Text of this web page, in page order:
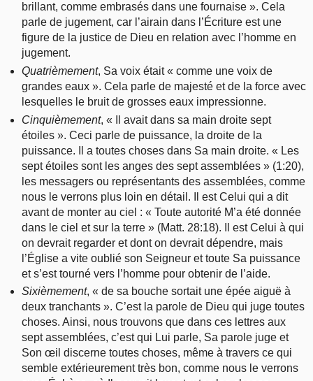
brillant, comme embrasés dans une fournaise ». Cela
parle de jugement, car l’airain dans l’Écriture est une
figure de la justice de Dieu en relation avec l’homme en
jugement.
Quatrièmement, Sa voix était « comme une voix de
grandes eaux ». Cela parle de majesté et de la force avec
lesquelles le bruit de grosses eaux impressionne.
Cinquièmement, « Il avait dans sa main droite sept
étoiles ». Ceci parle de puissance, la droite de la
puissance. Il a toutes choses dans Sa main droite. « Les
sept étoiles sont les anges des sept assemblées » (1:20),
les messagers ou représentants des assemblées, comme
nous le verrons plus loin en détail. Il est Celui qui a dit
avant de monter au ciel : « Toute autorité M’a été donnée
dans le ciel et sur la terre » (Matt. 28:18). Il est Celui à qui
on devrait regarder et dont on devrait dépendre, mais
l’Église a vite oublié son Seigneur et toute Sa puissance
et s’est tourné vers l’homme pour obtenir de l’aide.
Sixièmement, « de sa bouche sortait une épée aiguë à
deux tranchants ». C’est la parole de Dieu qui juge toutes
choses. Ainsi, nous trouvons que dans ces lettres aux
sept assemblées, c’est qui Lui parle, Sa parole juge et
Son œil discerne toutes choses, même à travers ce qui
semble extérieurement très bon, comme nous le verrons